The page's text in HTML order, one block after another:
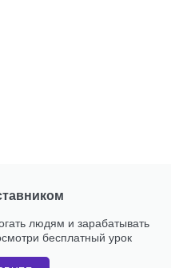
людям и зарабатывать
бесплатный урок